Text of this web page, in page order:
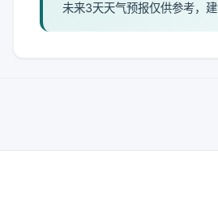
未来3天天气预报仅供参考，